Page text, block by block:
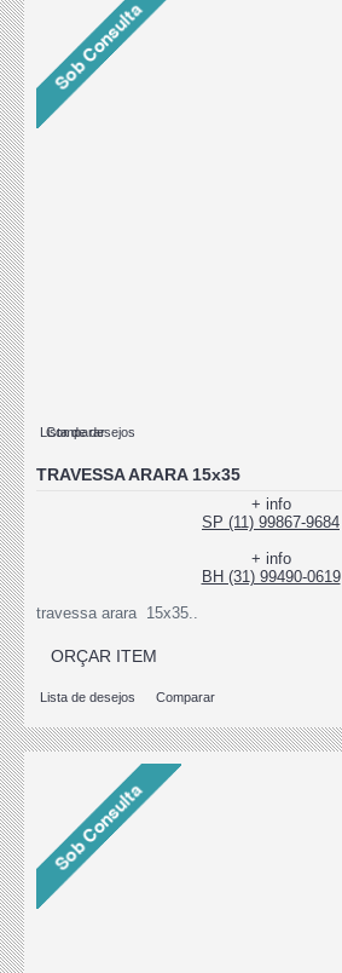
Lista de desejos
Comparar
TRAVESSA ARARA 15x35
+ info
SP (11) 99867-9684
+ info
BH (31) 99490-0619
travessa arara 15x35..
ORÇAR ITEM
Lista de desejos Comparar